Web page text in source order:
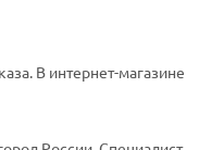
В интернет-магазине